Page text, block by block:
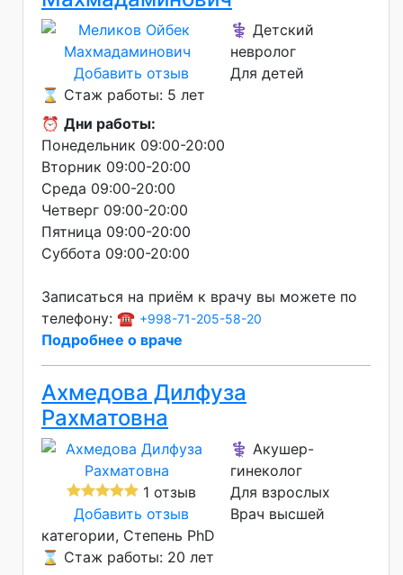
Добавить отзыв
⚕️ Детский
невролог
Для детей
⌛ Стаж работы: 5 лет
⏰ Дни работы:
Понедельник 09:00-20:00
Вторник 09:00-20:00
Среда 09:00-20:00
Четверг 09:00-20:00
Пятница 09:00-20:00
Суббота 09:00-20:00
Записаться на приём к врачу вы можете по
телефону: ☎️ +998-71-205-58-20
Подробнее о враче
Ахмедова Дилфуза
Рахматовна
1 отзыв
Добавить отзыв
⚕️ Акушер-
гинеколог
Для взрослых
Врач высшей
категории Степень PhD
⌛ Стаж работы: 20 лет